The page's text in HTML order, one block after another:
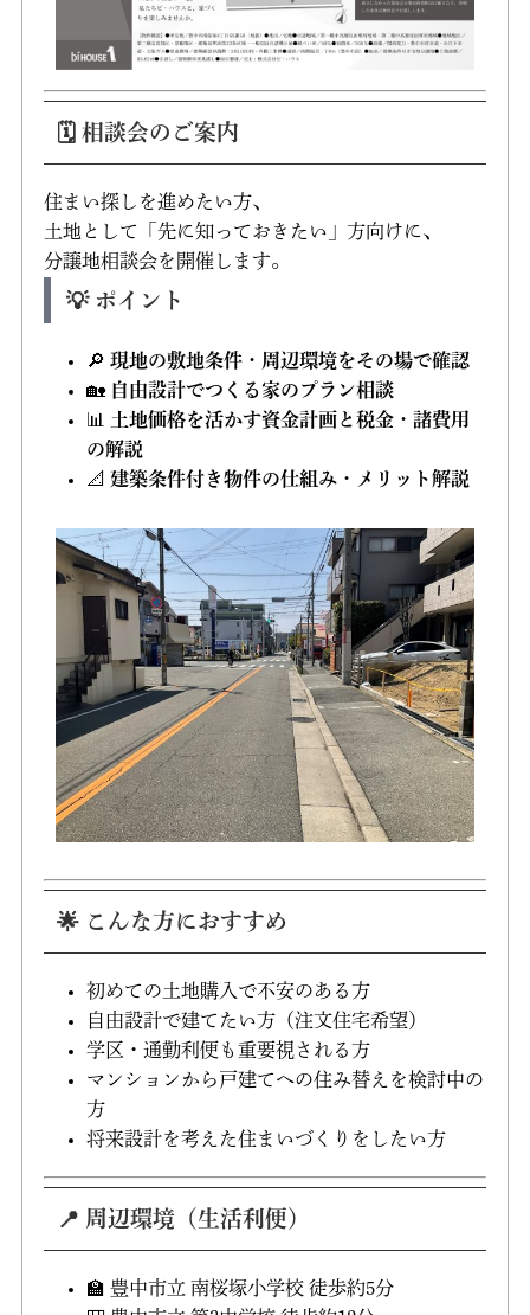
🗓️ 相談会のご案内
住まい探しを進めたい方、
土地として「先に知っておきたい」方向けに、
分譲地相談会を開催します。
💡 ポイント
🔎 現地の敷地条件・周辺環境をその場で確認
🏡 自由設計でつくる家のプラン相談
📊 土地価格を活かす資金計画と税金・諸費用
の解説
📐 建築条件付き物件の仕組み・メリット解説
🌟 こんな方におすすめ
初めての土地購入で不安のある方
自由設計で建てたい方（注文住宅希望）
学区・通勤利便も重要視される方
マンションから戸建てへの住み替えを検討中の
方
将来設計を考えた住まいづくりをしたい方
📍 周辺環境（生活利便）
🏫 豊中市立 南桜塚小学校 徒歩約5分